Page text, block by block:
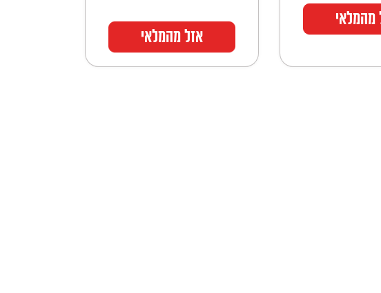
מהמלאי
אזל מהמלאי